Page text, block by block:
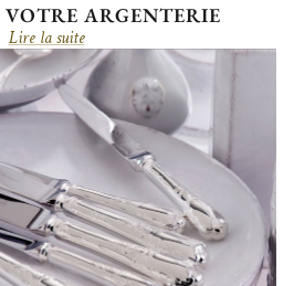
ARGENTERIE
Lire la suite